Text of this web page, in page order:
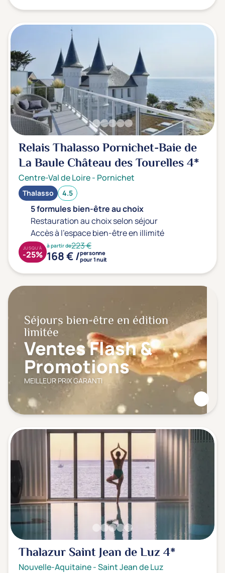
Relais Thalasso Pornichet-Baie de
La Baule Château des Tourelles4*
Centre-Val de Loire- Pornichet
Thalasso 4.5
5 formules bien-être au choix
Restauration au choix selon séjour
Accès à l'espace bien-être en illimité
à partir de223 €
168 € /personne
pour 1 nuit
JUSQU'À
-25%
Séjours bien-être en édition
limitée
Ventes Flash &
Promotions
MEILLEUR PRIX GARANTI
Thalazur Saint Jean de Luz4*
Nouvelle-Aquitaine-Saint Jean de Luz